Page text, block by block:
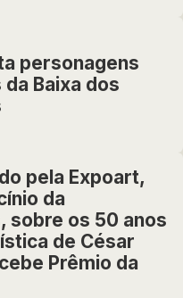
personagens
Baixa dos
pela Expoart,
da
sobre os 50 anos
de César
Prêmio da